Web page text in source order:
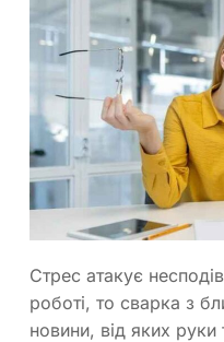
Стрес атакує
роботі, то сварка з
новини, від яких